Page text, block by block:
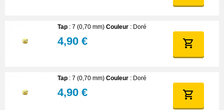
Tap : 7 (0,70 mm) Couleur : Doré
4,90 €
Tap : 7 (0,70 mm) Couleur : Doré
4,90 €